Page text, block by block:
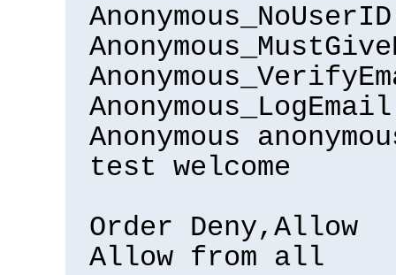
Anonymous
test welcome
Order Deny,Allow
Allow from all